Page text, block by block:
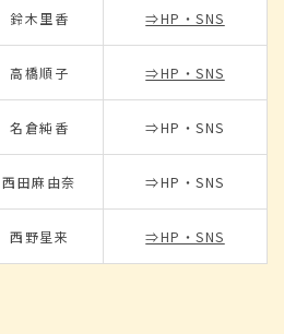
鈴木里香 ⇒HP・SNS
高橋順子 ⇒HP・SNS
名倉純香 ⇒HP・SNS
西田麻由奈 ⇒HP・SNS
西野星来 ⇒HP・SNS